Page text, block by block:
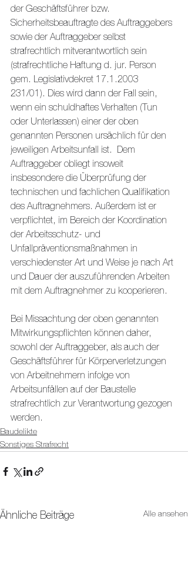
der Geschäftsführer bzw.
Sicherheitsbeauftragte des Auftraggebers
sowie der Auftraggeber selbst
strafrechtlich mitverantwortlich sein
(strafrechtliche Haftung d. jur. Person
gem. Legislativdekret 17.1.2003
231/01). Dies wird dann der Fall sein,
wenn ein schuldhaftes Verhalten (Tun
oder Unterlassen) einer der oben
genannten Personen ursächlich für den
jeweiligen Arbeitsunfall ist.  Dem
Auftraggeber obliegt insoweit
insbesondere die Überprüfung der
technischen und fachlichen Qualifikation
des Auftragnehmers. Außerdem ist er
verpflichtet, im Bereich der Koordination
der Arbeitsschutz- und
Unfallpräventionsmaßnahmen in
verschiedenster Art und Weise je nach Art
und Dauer der auszuführenden Arbeiten
mit dem Auftragnehmer zu kooperieren.
Bei Missachtung der oben genannten
Mitwirkungspflichten können daher,
sowohl der Auftraggeber, als auch der
Geschäftsführer für Körperverletzungen
von Arbeitnehmern infolge von
Arbeitsunfällen auf der Baustelle
strafrechtlich zur Verantwortung gezogen
werden.
Baudelikte
Sonstiges Strafrecht
Ähnliche Beiträge Alle ansehen